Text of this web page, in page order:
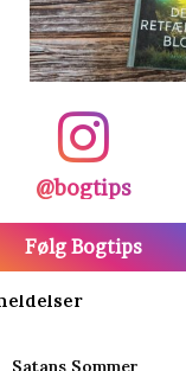
@bogtips
Følg Bogtips
Satans Sommer